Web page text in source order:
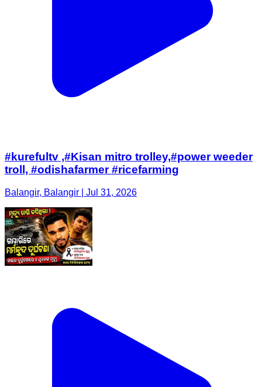
#kurefultv ,#Kisan mitro trolley,#power weeder
troll, #odishafarmer #ricefarming
Balangir, Balangir | Jul 31, 2026